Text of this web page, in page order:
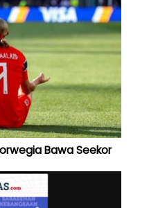
Bawa Seekor